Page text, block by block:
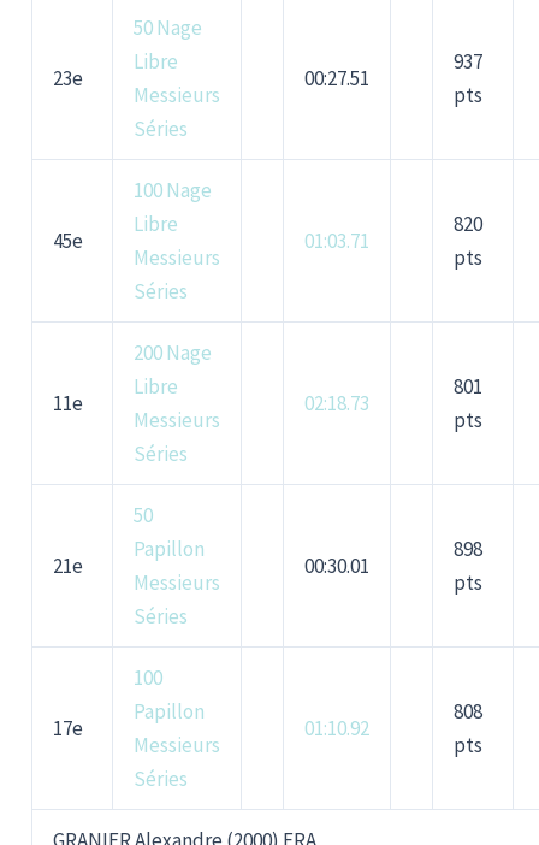
23e
50 Nage
Libre
Messieurs
Séries
00:27.51
937
pts
45e
100 Nage
Libre
Messieurs
Séries
01:03.71
820
pts
11e
200 Nage
Libre
Messieurs
Séries
02:18.73
801
pts
21e
50
Papillon
Messieurs
Séries
00:30.01
898
pts
17e
100
Papillon
Messieurs
Séries
01:10.92
808
pts